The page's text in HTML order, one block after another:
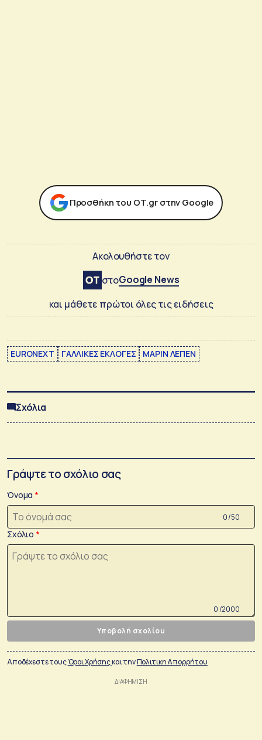
Προσθήκη του ΟΤ.gr στην Google
Ακολουθήστε τον
στοGoogle News
και μάθετε πρώτοι όλες τις ειδήσεις
EURONEXT ΓΑΛΛΙΚΕΣ ΕΚΛΟΓΕΣ ΜΑΡΙΝ ΛΕΠΕΝ
Σχόλια
Γράψτε το σχόλιο σας
Όνομα
0 /50
Σχόλιο
0 /2000
Υποβολή σχολίου
Αποδέχεστε τουςΌροι Χρήσηςκαι τηνΠολιτικη Απορρήτου